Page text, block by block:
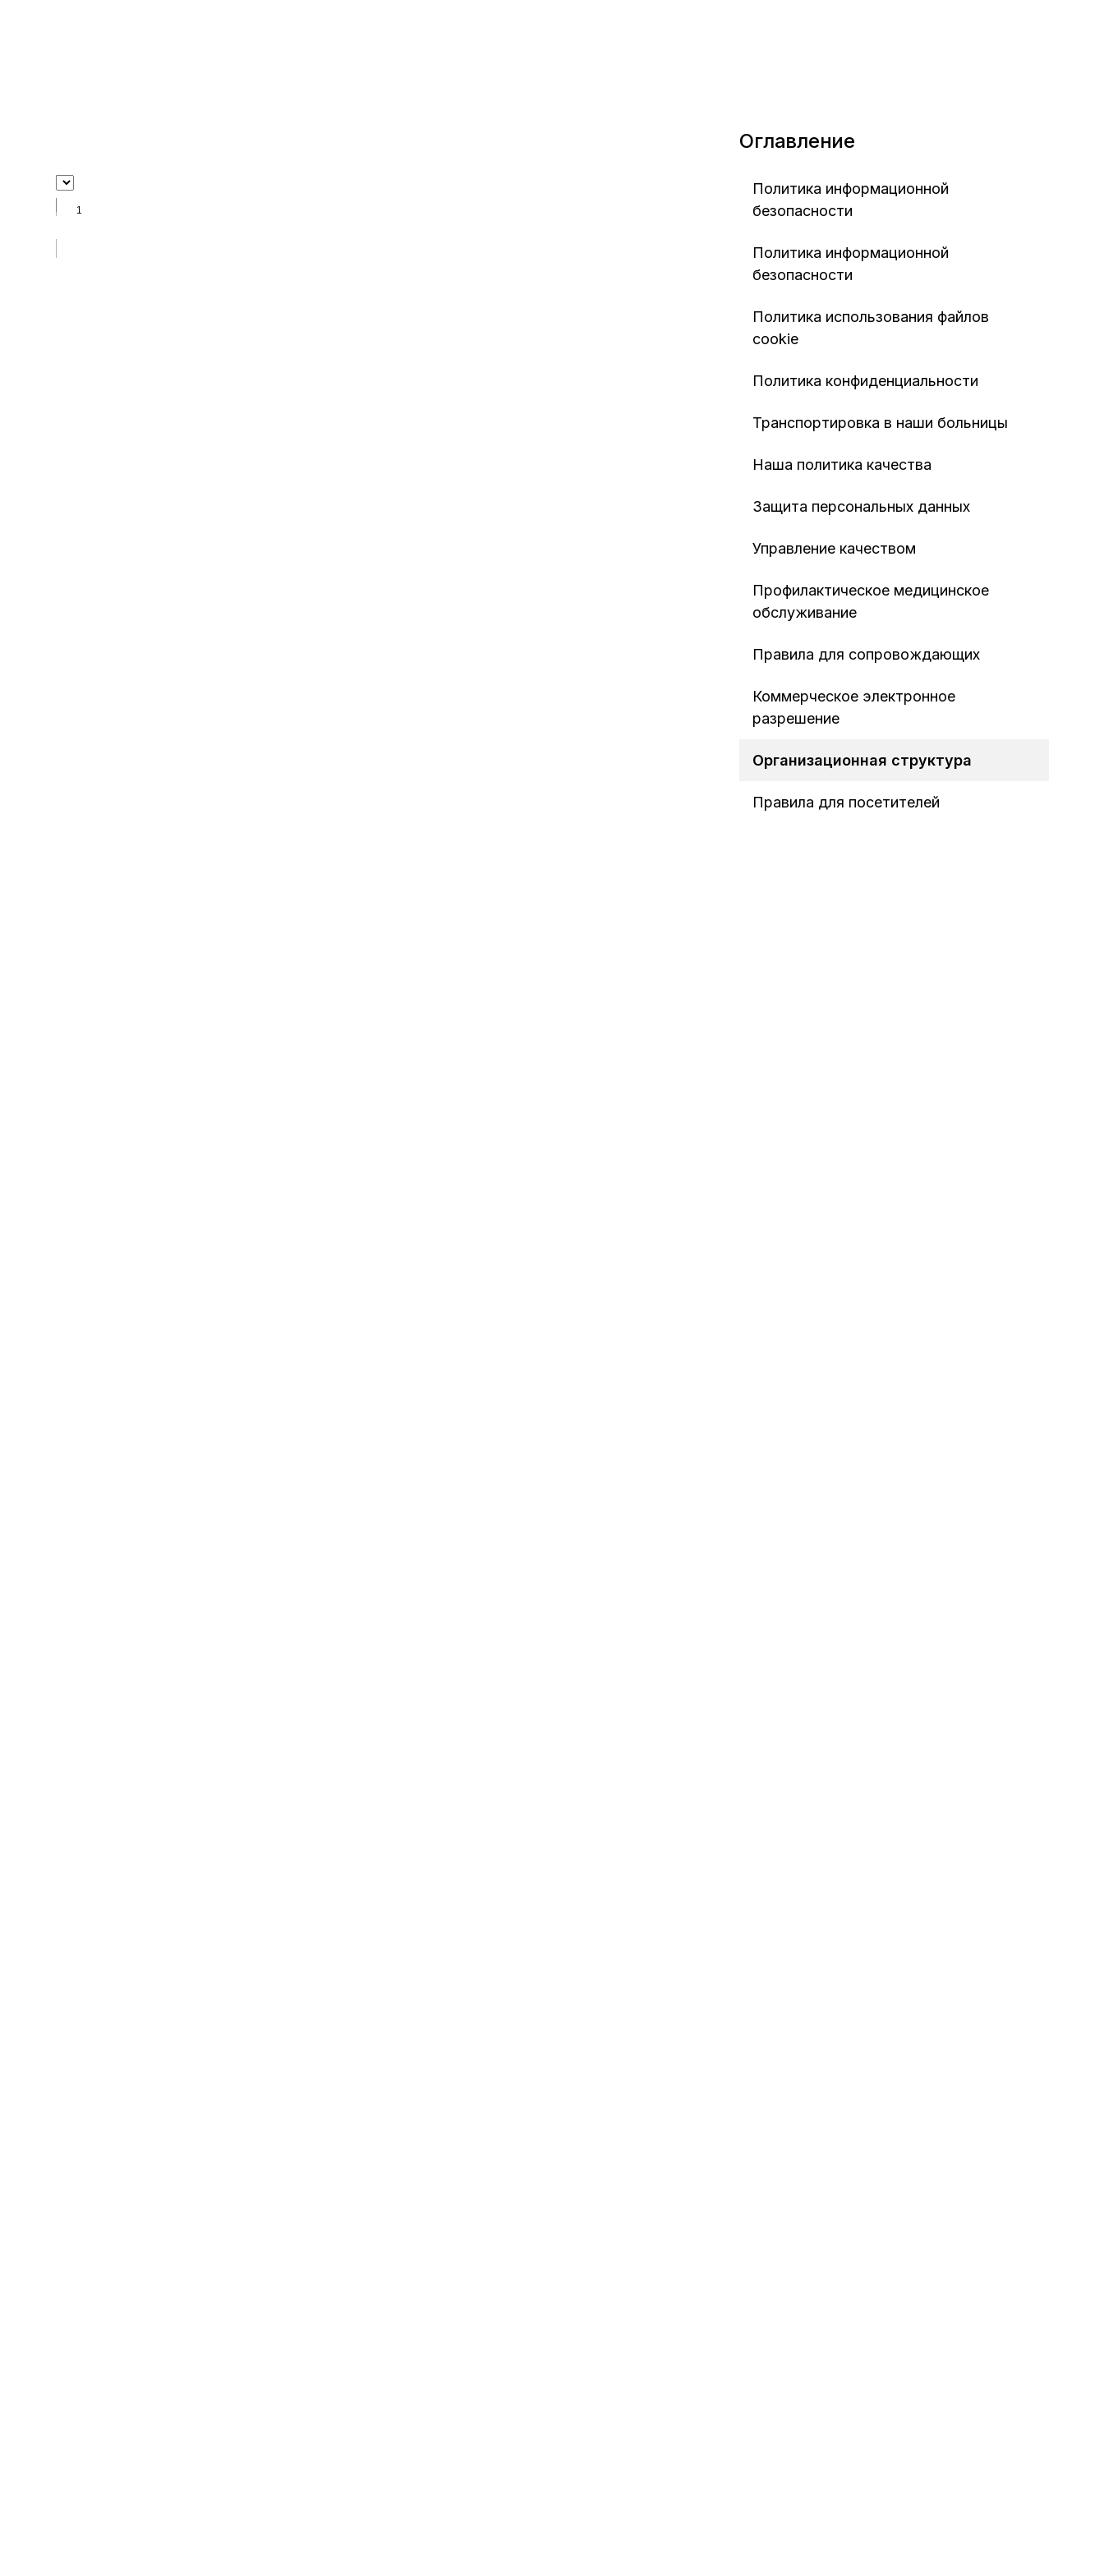
Оглавление
Политика информационной
безопасности
Политика информационной
безопасности
Политика использования файлов
cookie
Политика конфиденциальности
Транспортировка в наши больницы
Наша политика качества
Защита персональных данных
Управление качеством
Профилактическое медицинское
обслуживание
Правила для сопровождающих
Коммерческое электронное
разрешение
Организационная структура
Правила для посетителей